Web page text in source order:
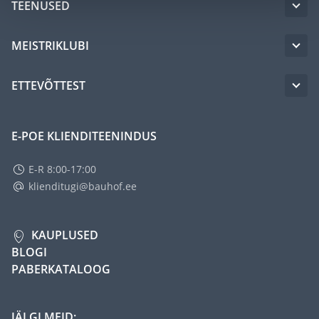
TEENUSED
MEISTRIKLUBI
ETTEVÕTTEST
E-POE KLIENDITEENINDUS
E-R 8:00-17:00
klienditugi@bauhof.ee
KAUPLUSED
BLOGI
PABERKATALOOG